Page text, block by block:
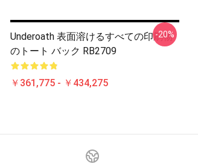
Underoath 表面溶けるすべての印刷物
のトート バック RB2709
￥361,775 - ￥434,275
-20%